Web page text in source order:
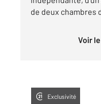
de deux chambres
Voir
Exclusivité